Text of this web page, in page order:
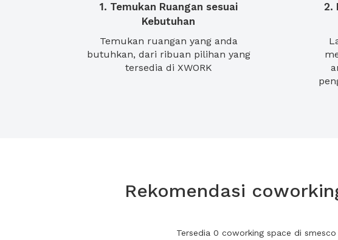
1. Temukan Ruangan sesuai
Kebutuhan
Temukan ruangan yang anda
butuhkan, dari ribuan pilihan yang
tersedia di XWORK
2.
Rekomendasi
Tersedia 0 coworking space di